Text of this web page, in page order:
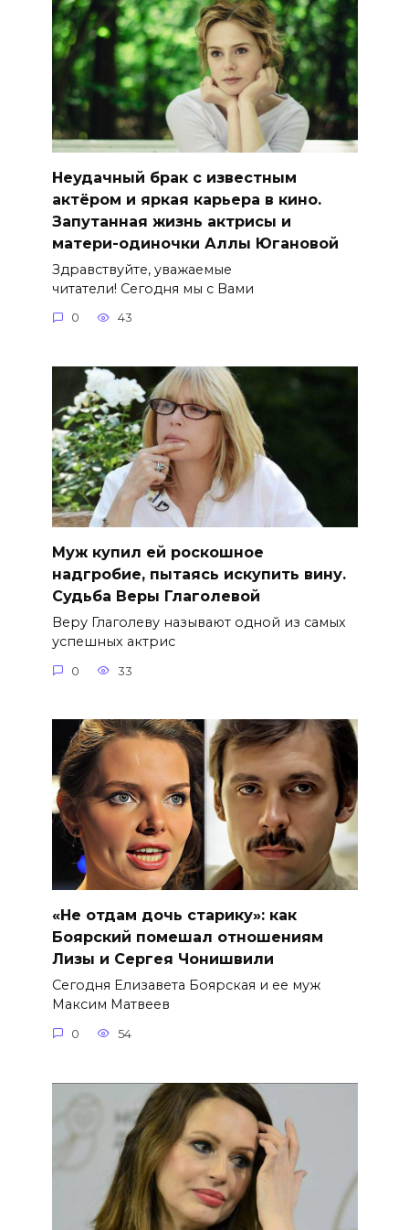
Неудачный брак с известным
актёром и яркая карьера в кино.
Запутанная жизнь актрисы и
матери-одиночки Аллы Югановой
Здравствуйте, уважаемые
читатели! Сегодня мы с Вами
0 43
Муж купил ей роскошное
надгробие, пытаясь искупить вину.
Судьба Веры Глаголевой
Веру Глаголеву называют одной из самых
успешных актрис
0 33
«Не отдам дочь старику»: как
Боярский помешал отношениям
Лизы и Сергея Чонишвили
Сегодня Елизавета Боярская и ее муж
Максим Матвеев
0 54